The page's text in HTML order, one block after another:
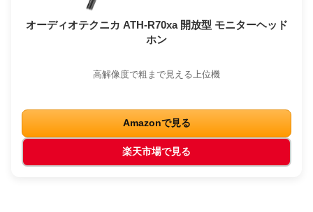
オーディオテクニカ ATH-R70xa 開放型 モニターヘッド
ホン
高解像度で粗まで見える上位機
Amazonで見る
楽天市場で見る